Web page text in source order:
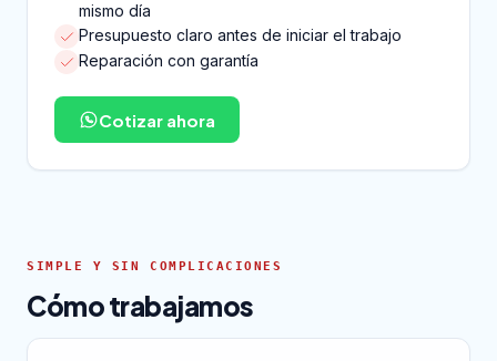
mismo día
Presupuesto claro antes de iniciar el trabajo
Reparación con garantía
Cotizar ahora
SIMPLE Y SIN COMPLICACIONES
Cómo trabajamos